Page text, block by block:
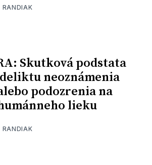
RANDIAK
Skutková podstata
neoznámenia
podozrenia na
lieku
RANDIAK